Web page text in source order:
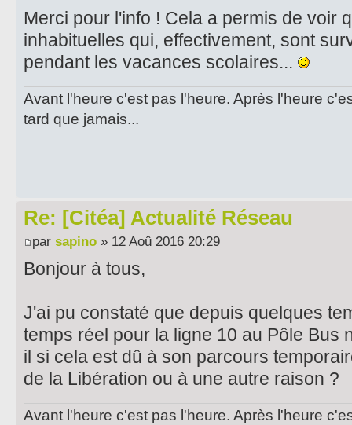
Merci pour l'info ! Cela a permis de voir
inhabituelles qui, effectivement, sont
pendant les vacances scolaires...
Avant l'heure c'est pas l'heure. Après l'heure
tard que jamais...
Re: [Citéa] Actualité Réseau
par sapino » 12 Aoû 2016 20:29
Bonjour à tous,
J'ai pu constaté que depuis quelques
temps réel pour la ligne 10 au Pôle Bus
il si cela est dû à son parcours
de la Libération ou à une autre raison ?
Avant l'heure c'est pas l'heure. Après l'heure